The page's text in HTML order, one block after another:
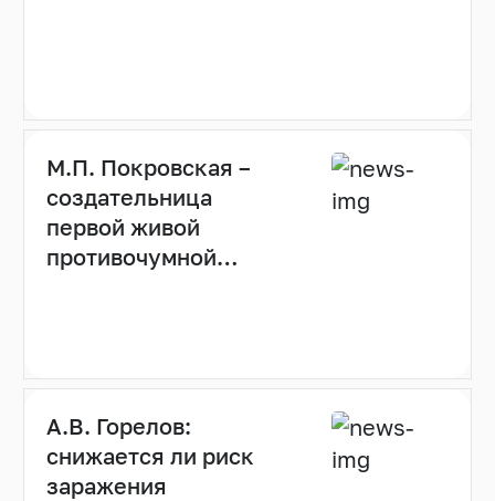
М.П. Покровская –
создательница
первой живой
противочумной
А.В. Горелов:
снижается ли риск
заражения